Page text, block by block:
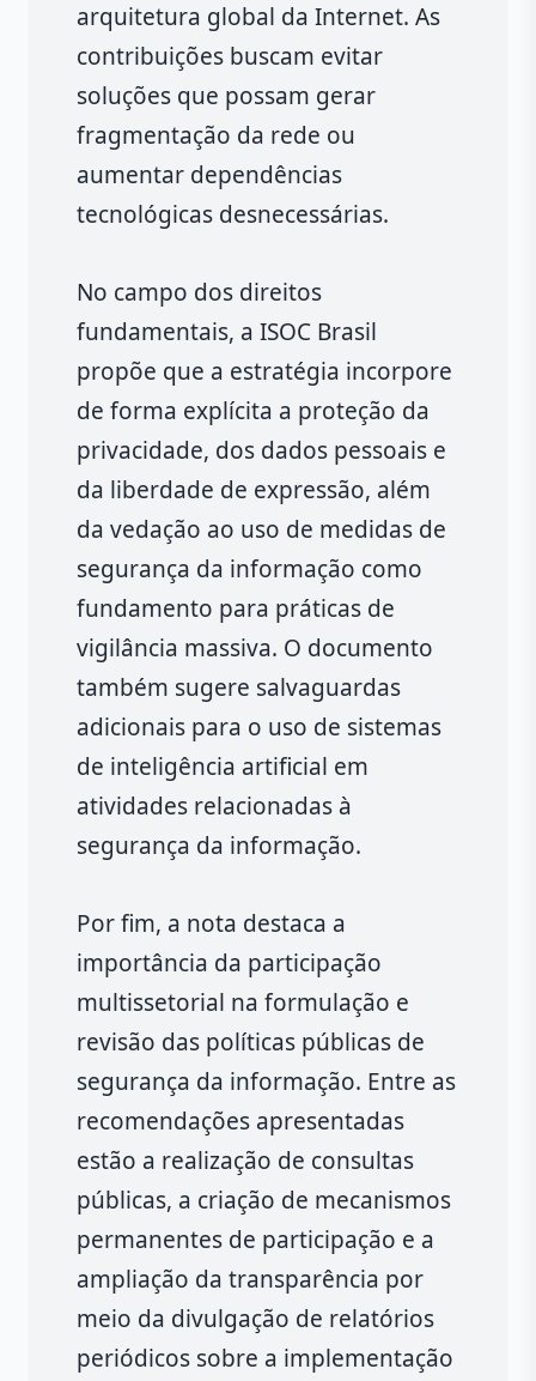
arquitetura global da Internet. As
contribuições buscam evitar
soluções que possam gerar
fragmentação da rede ou
aumentar dependências
tecnológicas desnecessárias.
No campo dos direitos
fundamentais, a ISOC Brasil
propõe que a estratégia incorpore
de forma explícita a proteção da
privacidade, dos dados pessoais e
da liberdade de expressão, além
da vedação ao uso de medidas de
segurança da informação como
fundamento para práticas de
vigilância massiva. O documento
também sugere salvaguardas
adicionais para o uso de sistemas
de inteligência artificial em
atividades relacionadas à
segurança da informação.
Por fim, a nota destaca a
importância da participação
multissetorial na formulação e
revisão das políticas públicas de
segurança da informação. Entre as
recomendações apresentadas
estão a realização de consultas
públicas, a criação de mecanismos
permanentes de participação e a
ampliação da transparência por
meio da divulgação de relatórios
periódicos sobre a implementação